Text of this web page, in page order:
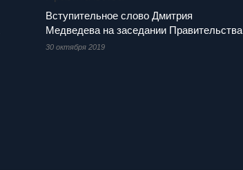
Вступительное слово Дмитрия
Медведева на заседании Правительства
30 октября 2019